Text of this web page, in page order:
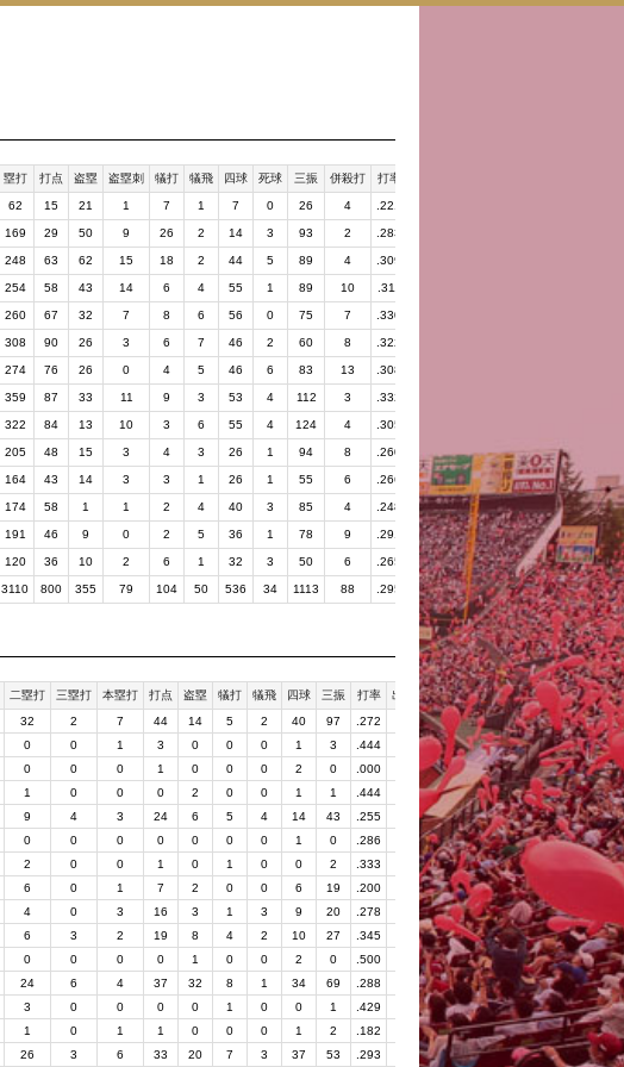
塁打 打点 盗塁 盗塁刺 犠打 犠飛 四球 死球 三振 併殺打 打率
62 15 21 1 7 1 7 0 26 4 .221
169 29 50 9 26 2 14 3 93 2 .283
248 63 62 15 18 2 44 5 89 4 .309
254 58 43 14 6 4 55 1 89 10 .311
260 67 32 7 8 6 56 0 75 7 .330
308 90 26 3 6 7 46 2 60 8 .322
274 76 26 0 4 5 46 6 83 13 .308
359 87 33 11 9 3 53 4 112 3 .332
322 84 13 10 3 6 55 4 124 4 .305
205 48 15 3 4 3 26 1 94 8 .260 .294
164 43 14 3 3 1 26 1 55 6 .266 .408 .312
174 58 1 1 2 4 40 3 85 4 .248 .388 .311
191 46 9 0 2 5 36 1 78 9 .291 .430 .342
120 36 10 2 6 1 32 3 50 6 .265 .392 .339
3110 800 355 79 104 50 536 34 1113 88 .295 .459 .348
二塁打 三塁打 本塁打 打点 盗塁 犠打 犠飛 四球 三振 打率 出塁率
長打率
32 2 7 44 14 5 2 40 97 .272 .331 .396
0 0 1 3 0 0 0 1 3 .444 .545
.778
0 0 0 1 0 0 0 2 0 .000 .400
.000
1 0 0 0 2 0 0 1 1 .444 .500
.556
9 4 3 24 6 5 4 14 43 .255 .300 .352
0 0 0 0 0 0 0 1 0 .286 .375
.286
2 0 0 1 0 1 0 0 2 .333 .333
.500
6 0 1 7 2 0 0 6 19 .200 .235
.269
4 0 3 16 3 1 3 9 20 .278 .328
.391
6 3 2 19 8 4 2 10 27 .345 .392 .504
0 0 0 0 1 0 0 2 0 .500 .625
.500
24 6 4 37 32 8 1 34 69 .288 .342 .405
3 0 0 0 0 1 0 0 1 .429 .429
.857
1 0 1 1 0 0 0 1 2 .182 .250
.545
26 3 6 33 20 7 3 37 53 .293 .354 .427